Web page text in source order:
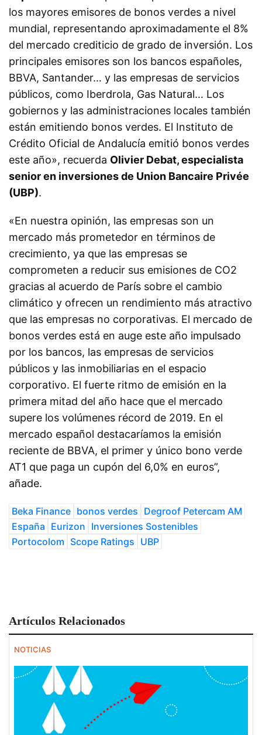
los mayores emisores de bonos verdes a nivel
mundial, representando aproximadamente el 8%
del mercado crediticio de grado de inversión. Los
principales emisores son los bancos españoles,
BBVA, Santander… y las empresas de servicios
públicos, como Iberdrola, Gas Natural… Los
gobiernos y las administraciones locales también
están emitiendo bonos verdes. El Instituto de
Crédito Oficial de Andalucía emitió bonos verdes
este año», recuerda Olivier Debat, especialista
senior en inversiones de Union Bancaire Privée
(UBP).
«En nuestra opinión, las empresas son un
mercado más prometedor en términos de
crecimiento, ya que las empresas se
comprometen a reducir sus emisiones de CO2
gracias al acuerdo de París sobre el cambio
climático y ofrecen un rendimiento más atractivo
que las empresas no corporativas. El mercado de
bonos verdes está en auge este año impulsado
por los bancos, las empresas de servicios
públicos y las inmobiliarias en el espacio
corporativo. El fuerte ritmo de emisión en la
primera mitad del año hace que el mercado
supere los volúmenes récord de 2019. En el
mercado español destacaríamos la emisión
reciente de BBVA, el primer y único bono verde
AT1 que paga un cupón del 6,0% en euros”,
añade.
Beka Finance bonos verdes Degroof Petercam AM
España Eurizon Inversiones Sostenibles
Portocolom Scope Ratings UBP
Artículos Relacionados
NOTICIAS